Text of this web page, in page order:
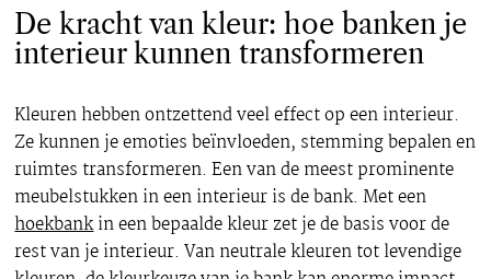
De kracht van kleur: hoe banken je
interieur kunnen transformeren
Kleuren hebben ontzettend veel effect op een interieur.
Ze kunnen je emoties beïnvloeden, stemming bepalen en
ruimtes transformeren. Een van de meest prominente
meubelstukken in een interieur is de bank. Met een
hoekbankin een bepaalde kleur zet je de basis voor de
rest van je interieur. Van neutrale kleuren tot levendige